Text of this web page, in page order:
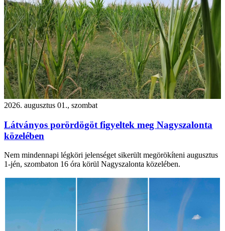
2026. augusztus 01., szombat
Látványos porördögöt figyeltek meg Nagyszalonta
közelében
Nem mindennapi légköri jelenséget sikerült megörökíteni augusztus
1-jén, szombaton 16 óra körül Nagyszalonta közelében.